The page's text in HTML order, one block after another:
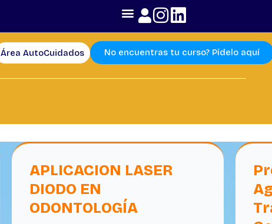
Área AutoCuidados No encuentras tu curso? Pídelo aquí
APLICACION LASER
DIODO EN
ODONTOLOGÍA